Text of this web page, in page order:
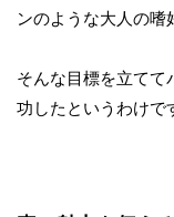
ンのような大人の嗜
そんな目標を立てて
功したというわけで